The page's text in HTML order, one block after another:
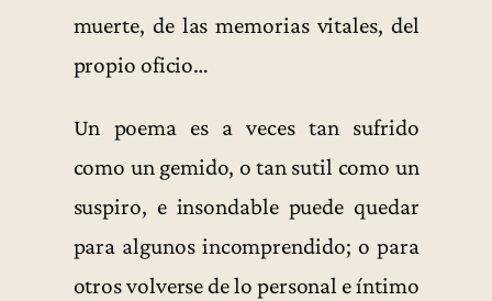
muerte, de las memorias vitales, del
propio oficio…
Un poema es a veces tan sufrido
como un gemido, o tan sutil como un
suspiro, e insondable puede quedar
para algunos incomprendido; o para
otros volverse de lo personal e íntimo